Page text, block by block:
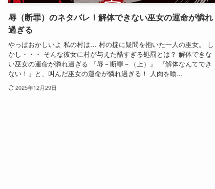
辱（断罪）のネタバレ！解体できない巫女の運命が憐れ
過ぎる
やっぱおかしいよ 私の村は… 村の掟に疑問を抱いた一人の巫女。 し
かし・・・ そんな彼女に村が与えた酷すぎる処罰とは？ 解体できな
い巫女の運命が憐れ過ぎる 『辱－断罪－（上）』 『解体なんてでき
ない！』と、叫んだ巫女の運命が憐れ過ぎる！ 人肉を喰...
2025年12月29日